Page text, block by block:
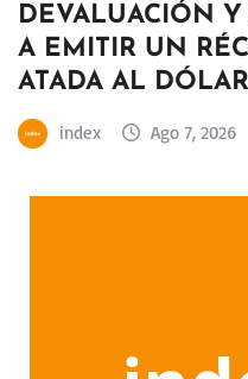
DEVALUACIÓN
A EMITIR UN
ATADA AL DÓLAR
index Ago 7, 2026